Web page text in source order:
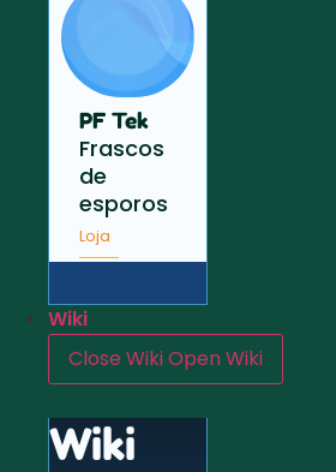
PF Tek
Frascos
de
esporos
Loja
Wiki
Close WikiOpen Wiki
Wiki